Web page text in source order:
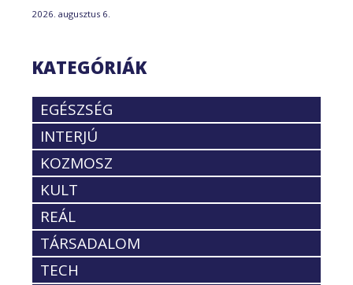
2026. augusztus 6.
KATEGÓRIÁK
EGÉSZSÉG
INTERJÚ
KOZMOSZ
KULT
REÁL
TÁRSADALOM
TECH